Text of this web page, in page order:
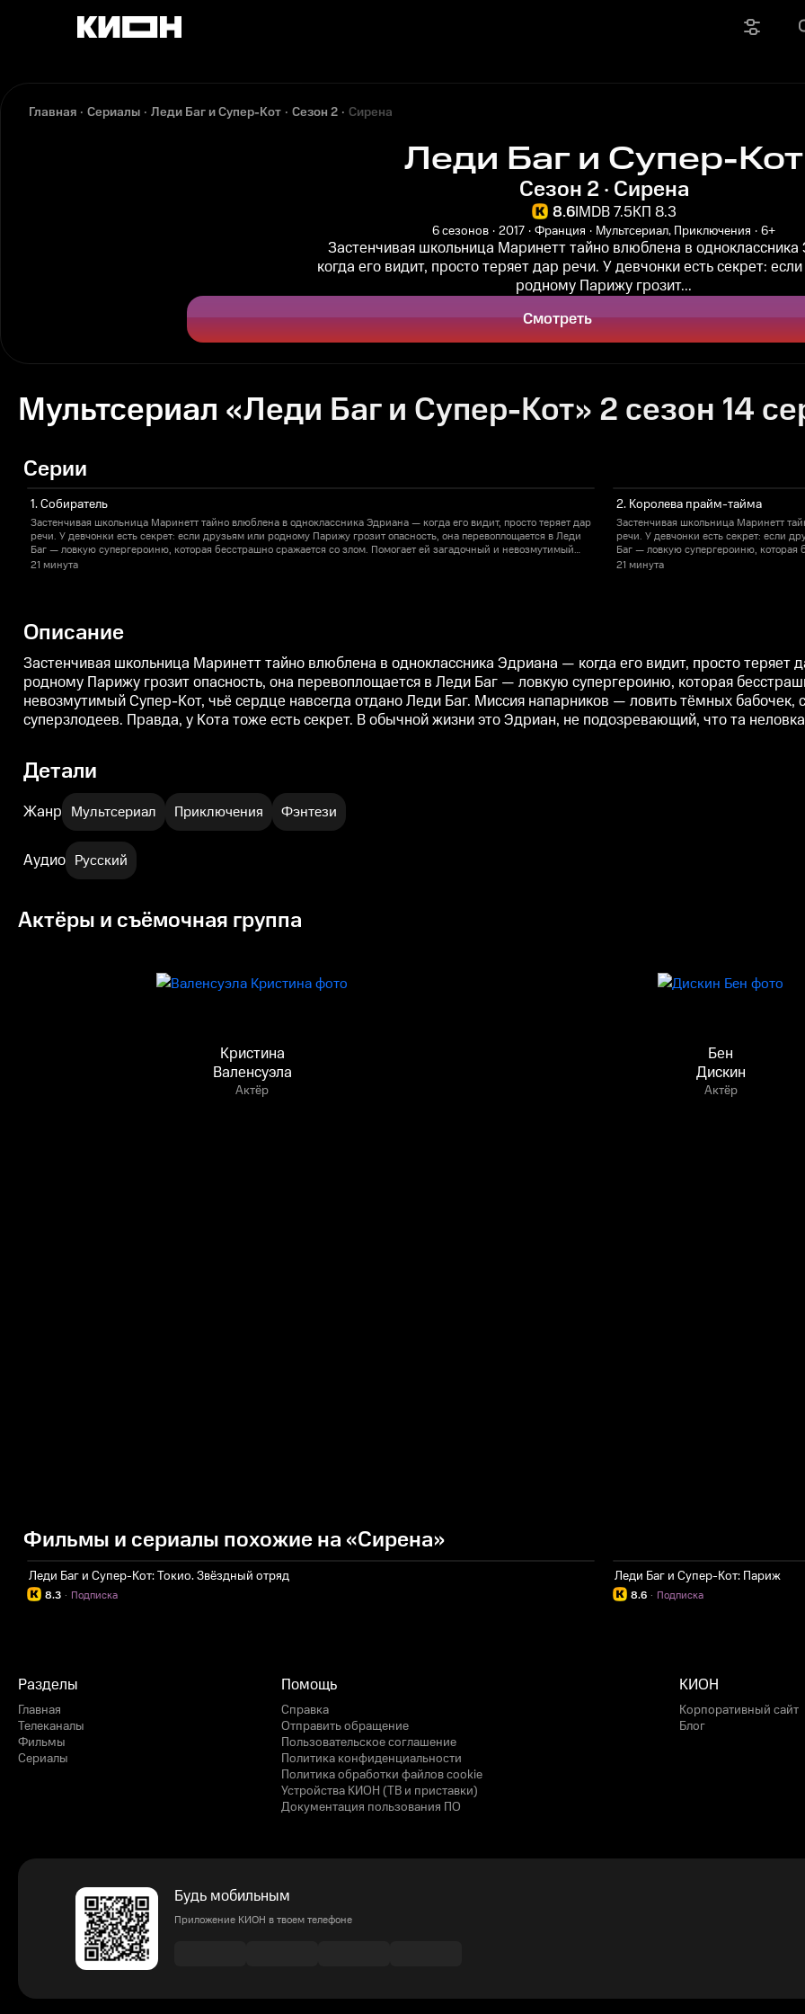
Главная Сериалы Леди Баг и Супер-Кот Сезон 2 Сирена
Леди Баг и Супер-Кот
Сезон 2 · Сирена
8.6IMDB 7.5КП 8.3
6 сезонов 2017 Франция Мультсериал, Приключения 6+
Застенчивая школьница Маринетт тайно влюблена в
когда его видит, просто теряет дар речи. У девчонки есть секрет:
родному Парижу грозит...
Смотреть
Мультсериал «Леди Баг и Супер-Кот» 2 сезон 14
Серии
1. Собиратель
Застенчивая школьница Маринетт тайно влюблена в одноклассника Эдриана — когда его видит, просто теряет дар
речи. У девчонки есть секрет: если друзьям или родному Парижу грозит опасность, она перевоплощается в Леди
Баг — ловкую супергероиню, которая бесстрашно сражается со злом. Помогает ей загадочный и невозмутимый
Супер-Кот, чьё сердце навсегда отдано Леди Баг. Миссия напарников — ловить тёмных бабочек, способных
21 минута
2. Королева прайм-тайма
Застенчивая школьница Маринетт
речи. У девчонки есть секрет: если
Баг — ловкую супергероиню, которая
Супер-Кот, чьё сердце навсегда
21 минута
Описание
Застенчивая школьница Маринетт тайно влюблена в одноклассника Эдриана — когда его видит, просто теряет
родному Парижу грозит опасность, она перевоплощается в Леди Баг — ловкую супергероиню, которая
невозмутимый Супер-Кот, чьё сердце навсегда отдано Леди Баг. Миссия напарников — ловить тёмных
суперзлодеев. Правда, у Кота тоже есть секрет. В обычной жизни это Эдриан, не подозревающий, что та
Детали
Жанр Мультсериал Приключения Фэнтези
Аудио Русский
Актёры и съёмочная группа
Кристина
Валенсуэла
Актёр
Бен
Дискин
Актёр
Фильмы и сериалы похожие на «Сирена»
Леди Баг и Супер-Кот: Токио. Звёздный отряд
8.3 Подписка
·
Леди Баг и Супер-Кот: Париж
8.6 Подписка
·
Разделы
Главная
Телеканалы
Фильмы
Сериалы
Помощь
Справка
Отправить обращение
Пользовательское соглашение
Политика конфиденциальности
Политика обработки файлов cookie
Устройства КИОН (ТВ и приставки)
Документация пользования ПО
КИОН
Корпоративный сайт
Блог
Будь мобильным
Приложение КИОН в твоем телефоне